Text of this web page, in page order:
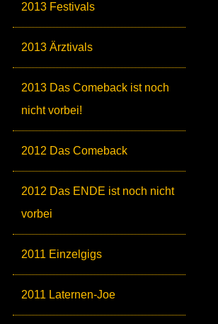
2013 Festivals
2013 Ärztivals
2013 Das Comeback ist noch
nicht vorbei!
2012 Das Comeback
2012 Das ENDE ist noch nicht
vorbei
2011 Einzelgigs
2011 Laternen-Joe